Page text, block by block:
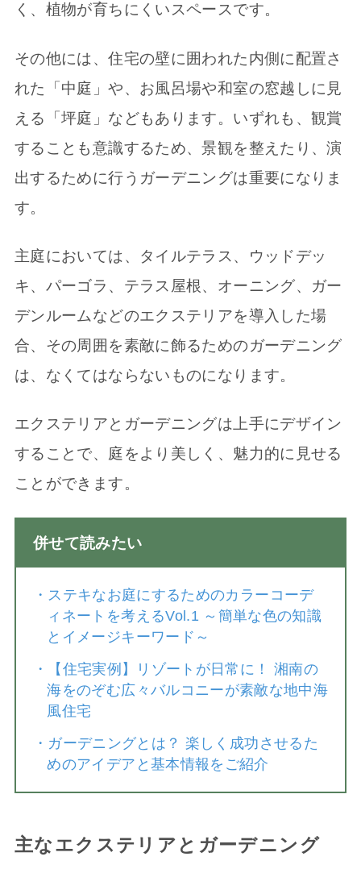
く、植物が育ちにくいスペースです。
その他には、住宅の壁に囲われた内側に配置さ
れた「中庭」や、お風呂場や和室の窓越しに見
える「坪庭」などもあります。いずれも、観賞
することも意識するため、景観を整えたり、演
出するために行うガーデニングは重要になりま
す。
主庭においては、タイルテラス、ウッドデッ
キ、パーゴラ、テラス屋根、オーニング、ガー
デンルームなどのエクステリアを導入した場
合、その周囲を素敵に飾るためのガーデニング
は、なくてはならないものになります。
エクステリアとガーデニングは上手にデザイン
することで、庭をより美しく、魅力的に見せる
ことができます。
併せて読みたい
・ ステキなお庭にするためのカラーコーデ
ィネートを考えるVol.1 ～簡単な色の知識
とイメージキーワード～
・
【住宅実例】リゾートが日常に！ 湘南の
海をのぞむ広々バルコニーが素敵な地中海
風住宅
・ ガーデニングとは？ 楽しく成功させるた
めのアイデアと基本情報をご紹介
主なエクステリアとガーデニング